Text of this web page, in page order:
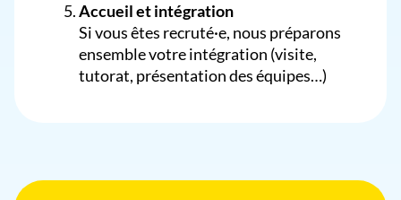
Accueil et intégration
Si vous êtes recruté·e, nous préparons
ensemble votre intégration (visite,
tutorat, présentation des équipes…)